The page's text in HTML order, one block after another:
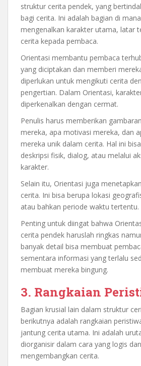
struktur cerita pendek, yang
bagi cerita. Ini adalah bagian di
mengenalkan karakter utama, latar
cerita kepada pembaca.
Orientasi membantu pembaca
yang diciptakan dan memberi
diperlukan untuk mengikuti cerita
pengertian. Dalam Orientasi,
diperkenalkan dengan cermat.
Penulis harus memberikan
mereka, apa motivasi mereka, dan
mereka unik dalam cerita. Hal ini
deskripsi fisik, dialog, atau melalui
karakter.
Selain itu, Orientasi juga
cerita. Ini bisa berupa lokasi
atau bahkan periode waktu tertentu.
Penting untuk diingat bahwa
cerita pendek haruslah ringkas
banyak detail bisa membuat
sementara informasi yang terlalu
membuat mereka bingung.
3. Rangkaian
Bagian krusial lain dalam struktur
berikutnya adalah rangkaian
jantung cerita utama. Ini adalah
diorganisir dalam cara yang logis
mengembangkan cerita.